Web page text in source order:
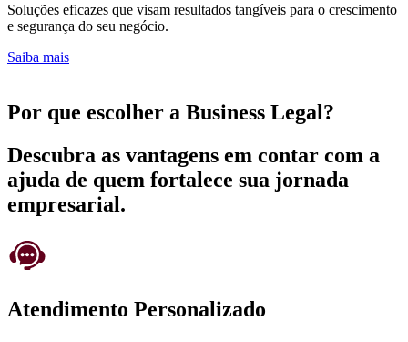
Soluções eficazes que visam resultados tangíveis para o crescimento
e segurança do seu negócio.
Saiba mais
Por que escolher a Business Legal?
Descubra as vantagens em contar com a
ajuda de quem fortalece sua jornada
empresarial.
Atendimento Personalizado